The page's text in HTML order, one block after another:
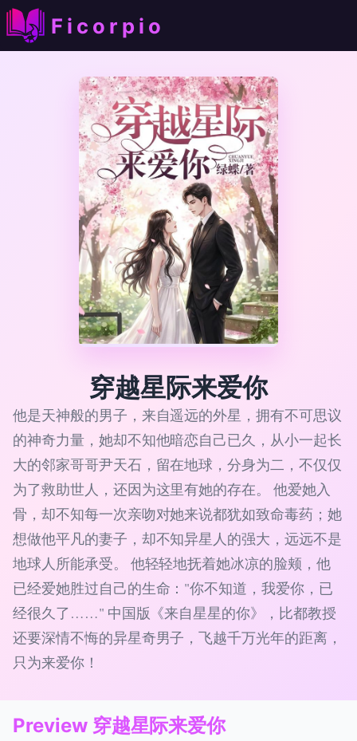
Ficorpio
穿越星际来爱你
他是天神般的男子，来自遥远的外星，拥有不可思议
的神奇力量，她却不知他暗恋自己已久，从小一起长
大的邻家哥哥尹天石，留在地球，分身为二，不仅仅
为了救助世人，还因为这里有她的存在。 他爱她入
骨，却不知每一次亲吻对她来说都犹如致命毒药；她
想做他平凡的妻子，却不知异星人的强大，远远不是
地球人所能承受。 他轻轻地抚着她冰凉的脸颊，他
已经爱她胜过自己的生命："你不知道，我爱你，已
经很久了……" 中国版《来自星星的你》，比都教授
还要深情不悔的异星奇男子，飞越千万光年的距离，
只为来爱你！
Preview 穿越星际来爱你